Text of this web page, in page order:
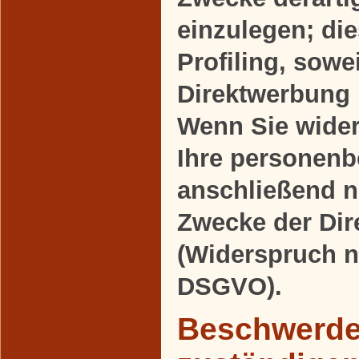
einzulegen;
Profiling,
Wenn Sie
Ihre
anschließend
Zwecke der
(Widerspruch
DSGVO).